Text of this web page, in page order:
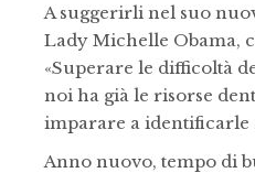
A suggerirli nel suo
Lady Michelle Obama,
«Superare le difficoltà
noi ha già le risorse
imparare a identificarle
Anno nuovo, tempo di